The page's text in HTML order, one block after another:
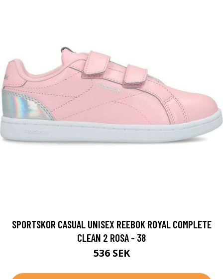
SPORTSKOR CASUAL UNISEX REEBOK ROYAL COMPLETE
CLEAN 2 ROSA - 38
536 SEK